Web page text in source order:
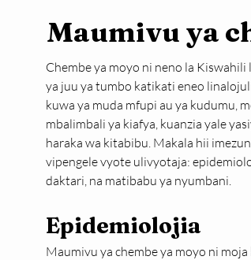
Maumivu ya
Chembe ya moyo ni neno la
ya juu ya tumbo katikati eneo
kuwa ya muda mfupi au ya kudumu,
mbalimbali ya kiafya, kuanzia yale
haraka wa kitabibu. Makala hii
vipengele vyote ulivyotaja:
daktari, na matibabu ya nyumbani.
Epidemiolojia
Maumivu ya chembe ya moyo ni